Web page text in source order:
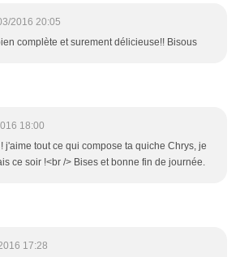
2016 20:05
complète et surement délicieuse!! Bisous
18:00
j'aime tout ce qui compose ta quiche Chrys, je
ce soir !<br /> Bises et bonne fin de journée.
17:28